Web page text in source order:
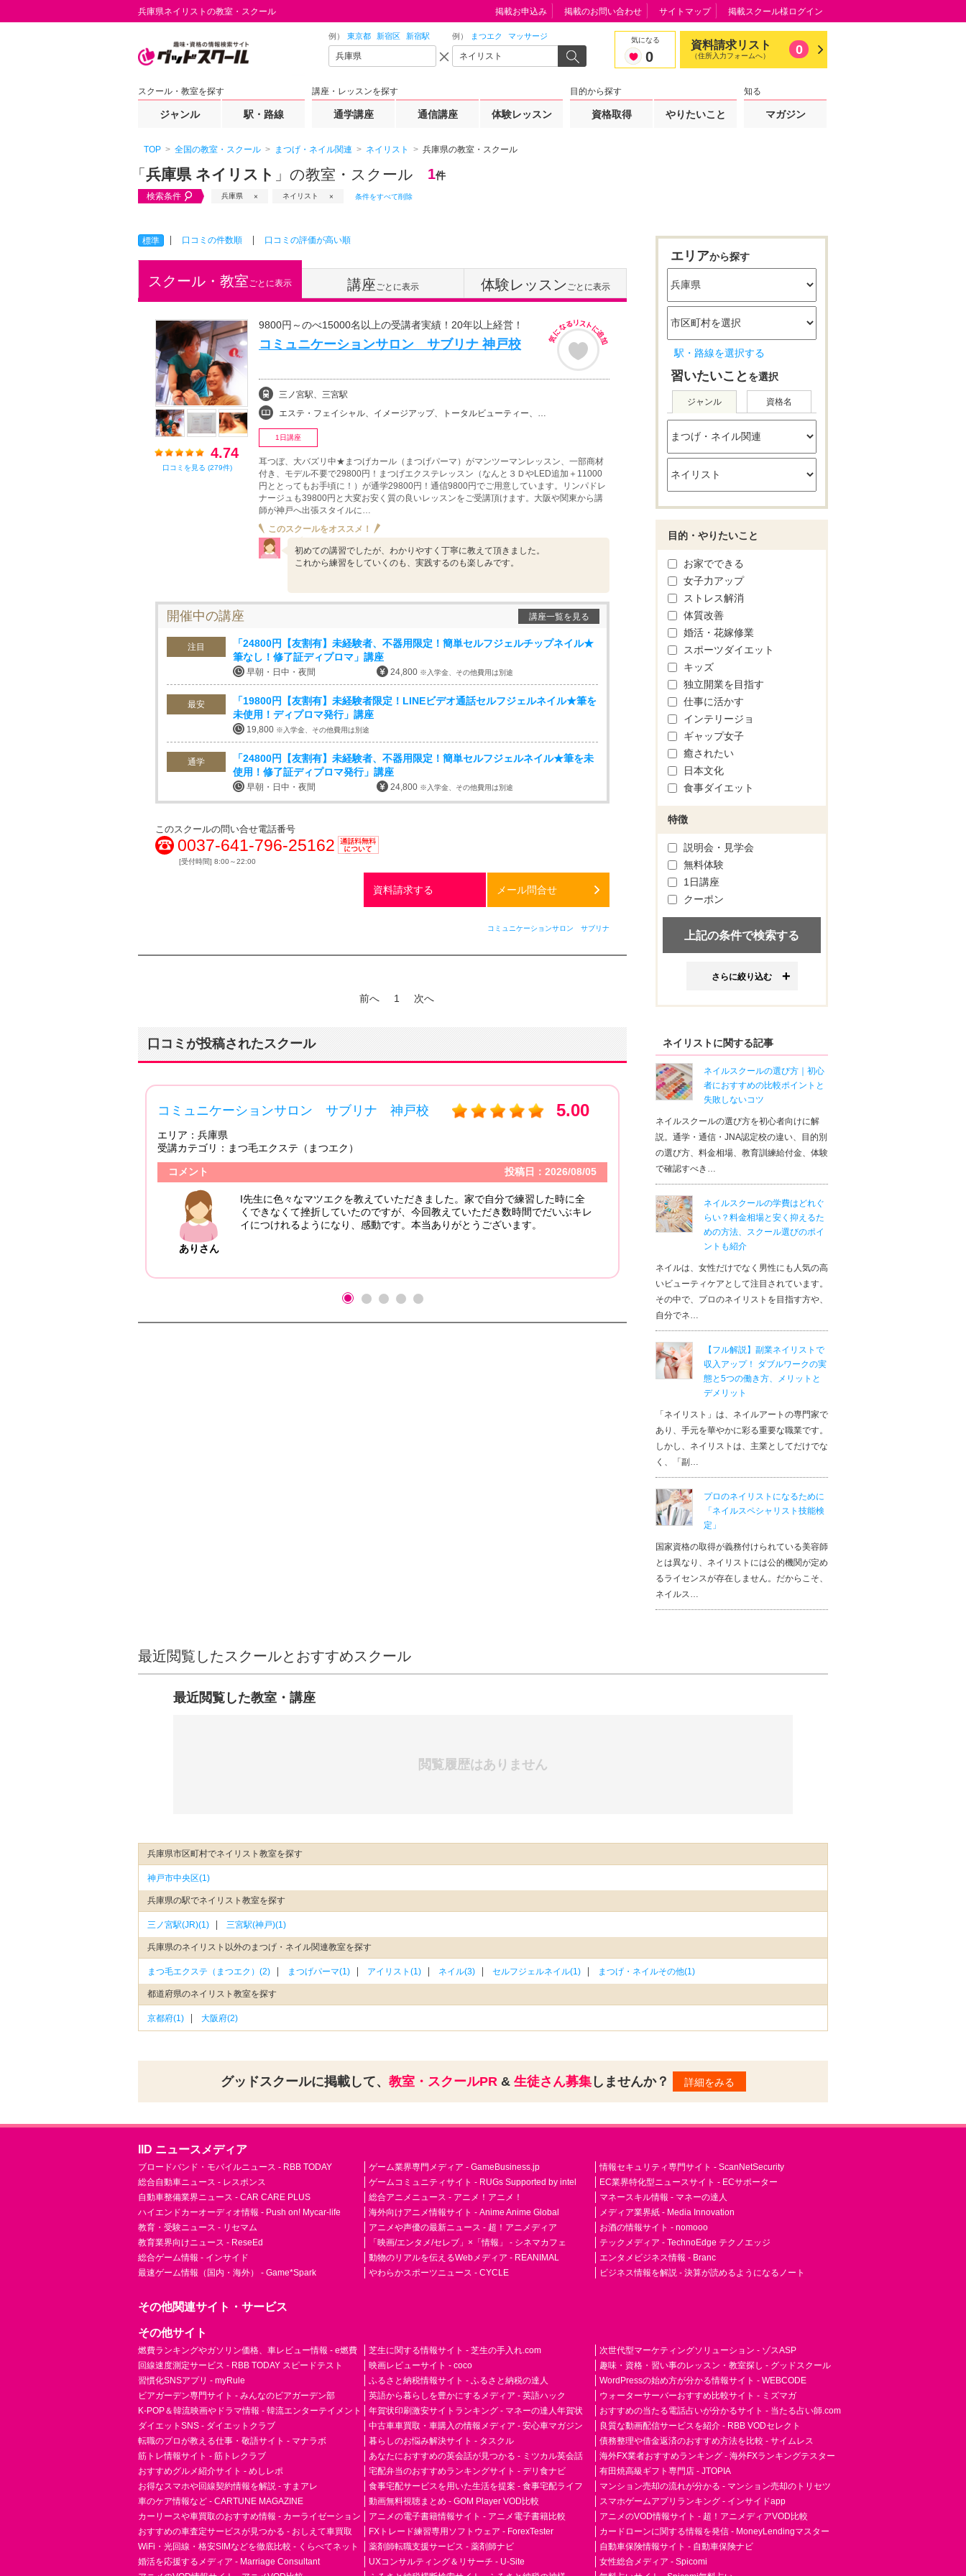
兵庫県ネイリストの教室・スクール
例） 東京都 新宿区 新宿駅 例） まつエク マッサージ 気になる
0
資料請求リスト
（住所入力フォームへ） 0
スクール・教室を探す
ジャンル 駅・路線
講座・レッスンを探す
通学講座 通信講座 体験レッスン
目的から探す
資格取得 やりたいこと
知る
マガジン
掲載お申込み 掲載のお問い合わせ サイトマップ 掲載スクール様ログイン
TOP 全国の教室・スクール まつげ・ネイル関連 ネイリスト 兵庫県の教室・スクール
「 兵庫県 ネイリスト 」の教室・スクール 1件
検索条件 兵庫県 ネイリスト 条件をすべて削除
標準 口コミの件数順 口コミの評価が高い順
スクール・教室ごとに表示 講座ごとに表示 体験レッスンごとに表示
4.74
口コミを見る (279件)
9800円～のべ15000名以上の受講者実績！20年以上経営！
コミュニケーションサロン サブリナ 神戸校
三ノ宮駅、三宮駅
エステ・フェイシャル、イメージアップ、トータルビューティー、小顔矯正、まつ毛エクステ（まつエク）、美容その他、まつげパー…
1日講座
耳つぼ、大バズリ中★まつげカール（まつげパーマ）がマンツーマンレッスン、一部商材
付き、モデル不要で29800円！まつげエクステレッスン（なんと３ＤやLED追加＋11000
円ととってもお手頃に！）が通学29800円！通信9800円でご用意しています。リンパドレ
ナージュも39800円と大変お安く質の良いレッスンをご受講頂けます。大阪や関東から講
師が神戸へ出張スタイルに…
このスクールをオススメ！
初めての講習でしたが、わかりやすく丁寧に教えて頂きました。
これから練習をしていくのも、実践するのも楽しみです。
開催中の講座 講座一覧を見る
注目
「24800円【友割有】未経験者、不器用限定！簡単セルフジェルチップネイル★
筆なし！修了証ディプロマ」講座
早朝・日中・夜間 24,800 ※入学金、その他費用は別途
最安
「19800円【友割有】未経験者限定！LINEビデオ通話セルフジェルネイル★筆を
未使用！ディプロマ発行」講座
19,800 ※入学金、その他費用は別途
通学
「24800円【友割有】未経験者、不器用限定！簡単セルフジェルネイル★筆を未
使用！修了証ディプロマ発行」講座
早朝・日中・夜間 24,800 ※入学金、その他費用は別途
このスクールの問い合せ電話番号
0037-641-796-25162
無料
[受付時間] 8:00～22:00
資料請求する メール問合せ
コミュニケーションサロン サブリナ
前へ 1 次へ
口コミが投稿されたスクール
コミュニケーションサロン サブリナ 神戸校 5.00
エリア：兵庫県
受講カテゴリ：まつ毛エクステ（まつエク）
コメント 投稿日：2026/08/05
ありさん
I先生に色々なマツエクを教えていただきました。家で自分で練習した時に全
くできなくて挫折していたのですが、今回教えていただき数時間でだいぶキレ
イにつけれるようになり、感動です。本当ありがとうございます。
兵庫県
受講カテゴリ：美容その他 まつげパーマ
コメント
I先生のレッスンを受けさせていただきました。実際に先生
のレッスンで緊張しましたが、すごく丁寧に教えて下さり、
いるか不安でしたが、ちゃんとあたっていて嬉しかったです
エリアから探す
駅・路線を選択する
習いたいこと を選択
ジャンル 資格名
目的・やりたいこと
お家でできる
女子力アップ
ストレス解消
体質改善
婚活・花嫁修業
スポーツダイエット
キッズ
独立開業を目指す
仕事に活かす
インテリージョ
ギャップ女子
癒されたい
日本文化
食事ダイエット
特徴
説明会・見学会
無料体験
1日講座
クーポン
さらに絞り込む
ネイリストに関する記事
ネイルスクールの選び方｜初心
者におすすめの比較ポイントと
失敗しないコツ
ネイルスクールの選び方を初心者向けに解
説。通学・通信・JNA認定校の違い、目的別
の選び方、料金相場、教育訓練給付金、体験
で確認すべき…
ネイルスクールの学費はどれぐ
らい？料金相場と安く抑えるた
めの方法、スクール選びのポイ
ントも紹介
ネイルは、女性だけでなく男性にも人気の高
いビューティケアとして注目されています。
その中で、プロのネイリストを目指す方や、
自分でネ…
【フル解説】副業ネイリストで
収入アップ！ ダブルワークの実
態と5つの働き方、メリットと
デメリット
「ネイリスト」は、ネイルアートの専門家で
あり、手元を華やかに彩る重要な職業です。
しかし、ネイリストは、主業としてだけでな
く、「副…
プロのネイリストになるために
「ネイルスペシャリスト技能検
定」
国家資格の取得が義務付けられている美容師
とは異なり、ネイリストには公的機関が定め
るライセンスが存在しません。だからこそ、
ネイルス…
最近閲覧したスクールとおすすめスクール
最近閲覧した教室・講座
閲覧履歴はありません
兵庫県市区町村でネイリスト教室を探す
神戸市中央区(1)
兵庫県の駅でネイリスト教室を探す
三ノ宮駅(JR)(1) 三宮駅(神戸)(1)
兵庫県のネイリスト以外のまつげ・ネイル関連教室を探す
まつ毛エクステ（まつエク）(2) まつげパーマ(1) アイリスト(1) ネイル(3) セルフジェルネイル(1) まつげ・ネイルその他(1)
都道府県のネイリスト教室を探す
京都府(1) 大阪府(2)
グッドスクールに掲載して、 教室・スクールPR& 生徒さん募集しませんか？ 詳細をみる
IID ニュースメディア
ブロードバンド・モバイルニュース - RBB TODAY
総合自動車ニュース - レスポンス
自動車整備業界ニュース - CAR CARE PLUS
ハイエンドカーオーディオ情報 - Push on! Mycar-life
教育・受験ニュース - リセマム
教育業界向けニュース - ReseEd
総合ゲーム情報 - インサイド
最速ゲーム情報（国内・海外） - Game*Spark
ゲーム業界専門メディア - GameBusiness.jp
ゲームコミュニティサイト - RUGs Supported by intel
総合アニメニュース - アニメ！アニメ！
海外向けアニメ情報サイト - Anime Anime Global
アニメや声優の最新ニュース - 超！アニメディア
「映画/エンタメ/セレブ」×「情報」 - シネマカフェ
動物のリアルを伝えるWebメディア - REANIMAL
やわらかスポーツニュース - CYCLE
情報セキュリティ専門サイト - ScanNetSecurity
EC業界特化型ニュースサイト - ECサポーター
マネースキル情報 - マネーの達人
メディア業界紙 - Media Innovation
お酒の情報サイト - nomooo
テックメディア - TechnoEdge テクノエッジ
エンタメビジネス情報 - Branc
ビジネス情報を解説 - 決算が読めるようになるノート
その他関連サイト・サービス
その他サイト
燃費ランキングやガソリン価格、車レビュー情報 - e燃費
回線速度測定サービス - RBB TODAY スピードテスト
習慣化SNSアプリ - myRule
ビアガーデン専門サイト - みんなのビアガーデン部
K-POP＆韓流映画やドラマ情報 - 韓流エンターテイメント
ダイエットSNS - ダイエットクラブ
転職のプロが教える仕事・敬語サイト - マナラボ
筋トレ情報サイト - 筋トレクラブ
おすすめグルメ紹介サイト - めしレポ
お得なスマホや回線契約情報を解説 - すまアレ
車のケア情報など - CARTUNE MAGAZINE
カーリースや車買取のおすすめ情報 - カーライゼーション
おすすめの車査定サービスが見つかる - おしえて車買取
WiFi・光回線・格安SIMなどを徹底比較 - くらべてネット
婚活を応援するメディア - Marriage Consultant
芝生に関する情報サイト - 芝生の手入れ.com
映画レビューサイト - coco
ふるさと納税情報サイト - ふるさと納税の達人
英語から暮らしを豊かにするメディア - 英語ハック
年賀状印刷激安サイトランキング - マネーの達人年賀状
中古車車買取・車購入の情報メディア - 安心車マガジン
暮らしのお悩み解決サイト - タスクル
あなたにおすすめの英会話が見つかる - ミツカル英会話
宅配弁当のおすすめランキングサイト - デリ食ナビ
食事宅配サービスを用いた生活を提案 - 食事宅配ライフ
動画無料視聴まとめ - GOM Player VOD比較
アニメの電子書籍情報サイト - アニメ電子書籍比較
FXトレード練習専用ソフトウェア - ForexTester
薬剤師転職支援サービス - 薬剤師ナビ
UXコンサルティング＆リサーチ - U-Site
次世代型マーケティングソリューション - ゾスASP
趣味・資格・習い事のレッスン・教室探し - グッドスクール
WordPressの始め方が分かる情報サイト - WEBCODE
ウォーターサーバーおすすめ比較サイト - ミズマガ
おすすめの当たる電話占いが分かるサイト - 当たる占い師.com
良質な動画配信サービスを紹介 - RBB VODセレクト
債務整理や借金返済のおすすめ方法を比較 - サイムレス
海外FX業者おすすめランキング - 海外FXランキングテスター
有田焼高級ギフト専門店 - JTOPIA
マンション売却の流れが分かる - マンション売却のトリセツ
スマホゲームアプリランキング - インサイドapp
アニメのVOD情報サイト - 超！アニメディアVOD比較
カードローンに関する情報を発信 - MoneyLendingマスター
自動車保険情報サイト - 自動車保険ナビ
女性総合メディア - Spicomi